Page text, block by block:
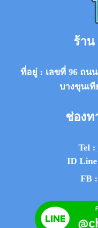
ร้า
ที่อยู่ : เลขที่ 96 ถน
บางขุนเที
ช่องท
Tel :
ID
FB :